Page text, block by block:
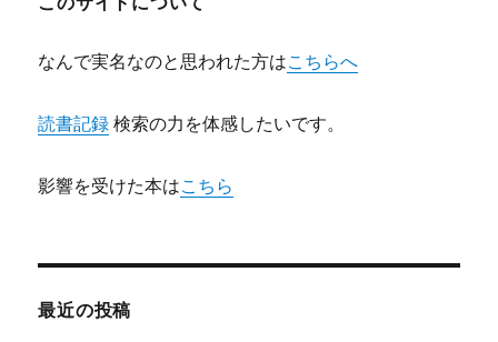
なんで実名なのと思われた方はこちらへ
読書記録 検索の力を体感したいです。
影響を受けた本はこちら
最近の投稿